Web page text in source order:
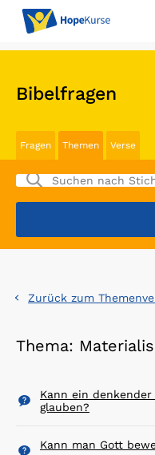
Bibelfragen
Fragen Themen Verse
Zurück zum
Thema:
Kann ein
glauben?
Kann man Gott